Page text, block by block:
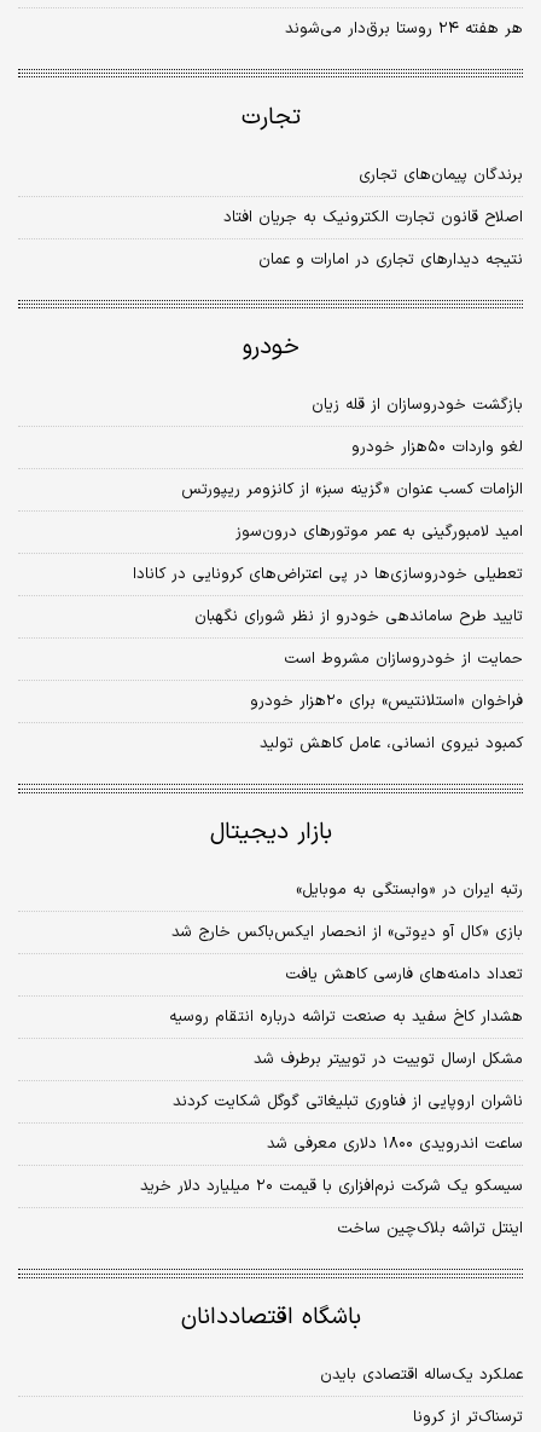
هر هفته ۲۴ روستا برق‌دار می‌شوند
تجارت
برندگان پیمان‌های تجاری
اصلاح قانون تجارت الکترونیک به جریان افتاد
نتیجه دیدارهای تجاری در امارات و عمان
خودرو
بازگشت خودروسازان از قله زیان
لغو واردات ۵۰‌هزار خودرو
الزامات کسب عنوان «گزینه سبز» از کانزومر ریپورتس
امید لامبورگینی به عمر موتورهای درون‌سوز
تعطیلی خودروسازی‌ها در پی اعتراض‌‌‌های کرونایی در کانادا
تایید طرح ساماندهی خودرو از نظر شورای نگهبان
حمایت از خودروسازان مشروط است
فراخوان «استلانتیس» برای ۲۰هزار خودرو
کمبود نیروی انسانی، عامل کاهش تولید
بازار دیجیتال
رتبه ایران در «وابستگی به موبایل»
بازی «کال آو دیوتی» از انحصار ایکس‌باکس خارج شد
تعداد دامنه‌های فارسی کاهش یافت
هشدار کاخ سفید به صنعت تراشه درباره انتقام روسیه
مشکل ارسال توییت در توییتر برطرف شد
ناشران اروپایی از فناوری تبلیغاتی گوگل شکایت کردند
ساعت اندرویدی ۱۸۰۰ دلاری معرفی شد
سیسکو یک شرکت نرم‌افزاری با قیمت ۲۰ میلیارد دلار خرید
اینتل تراشه بلاک‌چین ساخت
باشگاه اقتصاددانان
عملکرد یک‌ساله اقتصادی بایدن
ترسناک‎تر از کرونا